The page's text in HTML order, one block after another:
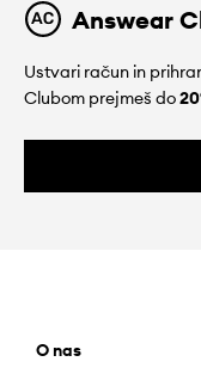
Answear
Ustvari račun in
Clubom prejmeš do
O nas